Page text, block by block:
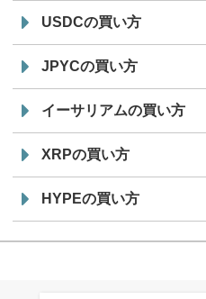
USDCの買い方
JPYCの買い方
イーサリアムの買い方
XRPの買い方
HYPEの買い方